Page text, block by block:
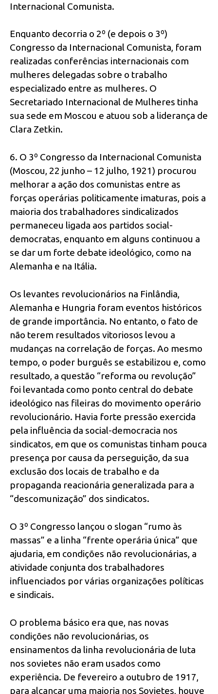
Internacional Comunista.
Enquanto decorria o 2º (e depois o 3º)
Congresso da Internacional Comunista, foram
realizadas conferências internacionais com
mulheres delegadas sobre o trabalho
especializado entre as mulheres. O
Secretariado Internacional de Mulheres tinha
sua sede em Moscou e atuou sob a liderança de
Clara Zetkin.
6. O 3º Congresso da Internacional Comunista
(Moscou, 22 junho – 12 julho, 1921) procurou
melhorar a ação dos comunistas entre as
forças operárias politicamente imaturas, pois a
maioria dos trabalhadores sindicalizados
permaneceu ligada aos partidos social-
democratas, enquanto em alguns continuou a
se dar um forte debate ideológico, como na
Alemanha e na Itália.
Os levantes revolucionários na Finlândia,
Alemanha e Hungria foram eventos históricos
de grande importância. No entanto, o fato de
não terem resultados vitoriosos levou a
mudanças na correlação de forças. Ao mesmo
tempo, o poder burguês se estabilizou e, como
resultado, a questão “reforma ou revolução”
foi levantada como ponto central do debate
ideológico nas fileiras do movimento operário
revolucionário. Havia forte pressão exercida
pela influência da social-democracia nos
sindicatos, em que os comunistas tinham pouca
presença por causa da perseguição, da sua
exclusão dos locais de trabalho e da
propaganda reacionária generalizada para a
“descomunização” dos sindicatos.
O 3º Congresso lançou o slogan “rumo às
massas” e a linha “frente operária única” que
ajudaria, em condições não revolucionárias, a
atividade conjunta dos trabalhadores
influenciados por várias organizações políticas
e sindicais.
O problema básico era que, nas novas
condições não revolucionárias, os
ensinamentos da linha revolucionária de luta
nos sovietes não eram usados como
experiência. De fevereiro a outubro de 1917,
para alcançar uma maioria nos Sovietes, houve